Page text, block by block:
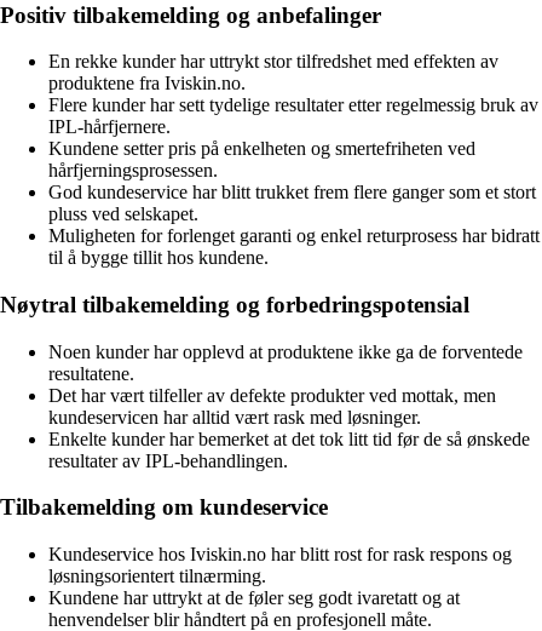
Positiv tilbakemelding og anbefalinger
En rekke kunder har uttrykt stor tilfredshet med effekten av
produktene fra Iviskin.no.
Flere kunder har sett tydelige resultater etter regelmessig bruk av
IPL-hårfjernere.
Kundene setter pris på enkelheten og smertefriheten ved
hårfjerningsprosessen.
God kundeservice har blitt trukket frem flere ganger som et stort
pluss ved selskapet.
Muligheten for forlenget garanti og enkel returprosess har bidratt
til å bygge tillit hos kundene.
Nøytral tilbakemelding og forbedringspotensial
Noen kunder har opplevd at produktene ikke ga de forventede
resultatene.
Det har vært tilfeller av defekte produkter ved mottak, men
kundeservicen har alltid vært rask med løsninger.
Enkelte kunder har bemerket at det tok litt tid før de så ønskede
resultater av IPL-behandlingen.
Tilbakemelding om kundeservice
Kundeservice hos Iviskin.no har blitt rost for rask respons og
løsningsorientert tilnærming.
Kundene har uttrykt at de føler seg godt ivaretatt og at
henvendelser blir håndtert på en profesjonell måte.